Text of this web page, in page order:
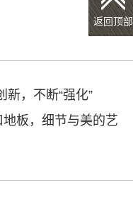
新，不断“强化”
板，细节与美的艺
返回顶部